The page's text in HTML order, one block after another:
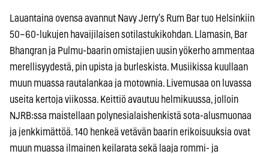
Lauantaina ovensa avannut Navy Jerry’s Rum Bar tuo Helsinkiin
50–60-lukujen havaijilaisen sotilastukikohdan. Llamasin, Bar
Bhangran ja Pulmu-baarin omistajien uusin yökerho ammentaa
merellisyydestä, pin upista ja burleskista. Musiikissa kuullaan
muun muassa rautalankaa ja motownia. Livemusaa on luvassa
useita kertoja viikossa. Keittiö avautuu helmikuussa, jolloin
NJRB:ssa maistellaan polynesialaishenkistä sota-alusmuonaa
ja jenkkimättöä. 140 henkeä vetävän baarin erikoisuuksia ovat
muun muassa ilmainen keilarata sekä laaja rommi- ja